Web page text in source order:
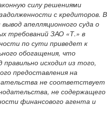
силу решениями
с кредиторов. В
апелляционного суда о
требований ЗАО «Т.» в
по сути приведет к
обогащения, что
исходил из того,
предоставления на
не соответствует
не содержащего
финансового агента и